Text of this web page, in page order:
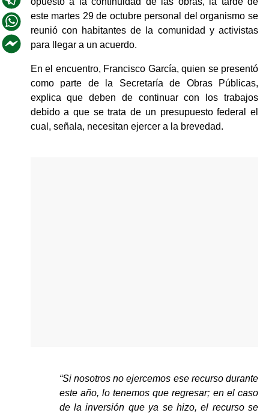
este martes 29 de octubre personal del organismo se
reunió con habitantes de la comunidad y activistas
para llegar a un acuerdo.
En el encuentro, Francisco García, quien se presentó
como parte de la Secretaría de Obras Públicas,
explica que deben de continuar con los trabajos
debido a que se trata de un presupuesto federal el
cual, señala, necesitan ejercer a la brevedad.
“Si nosotros no ejercemos ese recurso durante
este año, lo tenemos que regresar; en el caso
de la inversión que ya se hizo, el recurso se